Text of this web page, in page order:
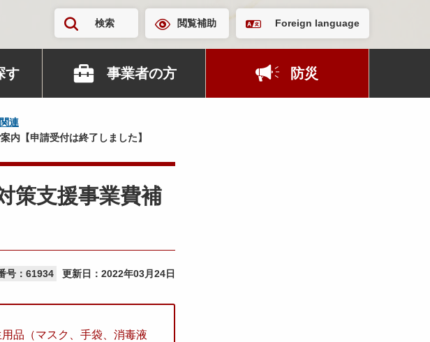
検索 閲覧補助 Foreign language
す 事業者の方 防災
連
内【申請受付は終了しました】
策支援事業費補
号：61934 更新日： 2022年03月24日
品（マスク、手袋、消毒液